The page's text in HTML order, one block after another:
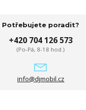
Potřebujete poradit?
+420 704 126 573
(Po-Pá, 8-18 hod.)
info@djmobil.cz